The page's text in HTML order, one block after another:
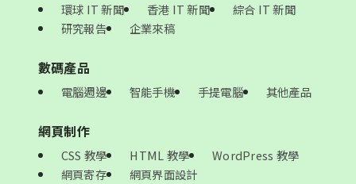
環球 IT 新聞 香港 IT 新聞
綜合 IT 新聞
研究報告
企業來稿
數碼產品
電腦週邊 智能手機 手提電腦 其他產品
網頁制作
CSS 教學 HTML 教學
WordPress 教學
網頁寄存
網頁界面設計